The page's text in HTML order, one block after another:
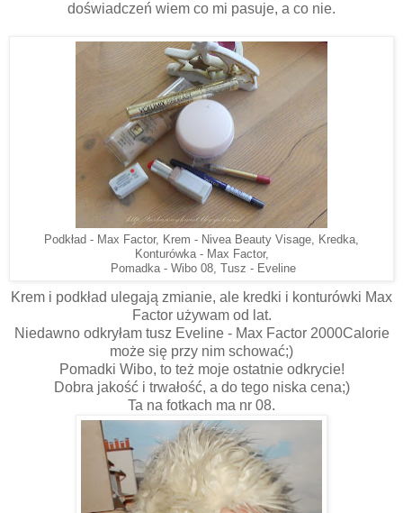
doświadczeń wiem co mi pasuje, a co nie.
Podkład - Max Factor, Krem - Nivea Beauty Visage, Kredka,
Konturówka - Max Factor,
Pomadka - Wibo 08, Tusz - Eveline
Krem i podkład ulegają zmianie, ale kredki i konturówki Max
Factor używam od lat.
Niedawno odkryłam tusz Eveline - Max Factor 2000Calorie
może się przy nim schować;)
Pomadki Wibo, to też moje ostatnie odkrycie!
Dobra jakość i trwałość, a do tego niska cena;)
Ta na fotkach ma nr 08.